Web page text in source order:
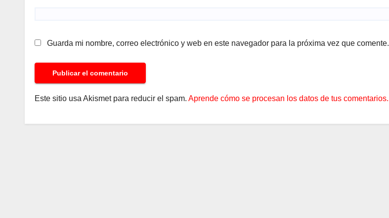
Guarda mi nombre, correo electrónico y web en este navegador para la próxima vez que comente.
Este sitio usa Akismet para reducir el spam. Aprende cómo se procesan los datos de tus comentarios.